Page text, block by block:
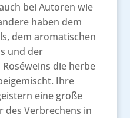
bei Autoren wie
haben dem
dem aromatischen
und der
die herbe
Ihre
eine große
des Verbrechens in